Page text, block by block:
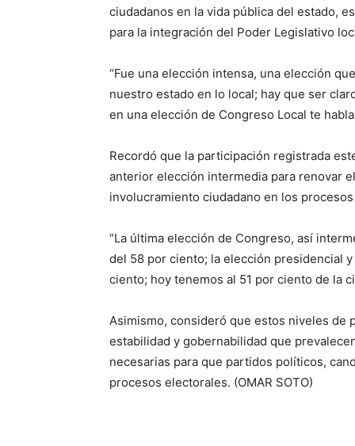
ciudadanos en la vida pública del estado,
para la integración del Poder Legislativo
“Fue una elección intensa, una elección
nuestro estado en lo local; hay que ser
en una elección de Congreso Local te
Recordó que la participación registrada
anterior elección intermedia para renovar
involucramiento ciudadano en los
“La última elección de Congreso, así
del 58 por ciento; la elección presidencial
ciento; hoy tenemos al 51 por ciento de la
Asimismo, consideró que estos niveles de
estabilidad y gobernabilidad que
necesarias para que partidos políticos,
procesos electorales. (OMAR SOTO)